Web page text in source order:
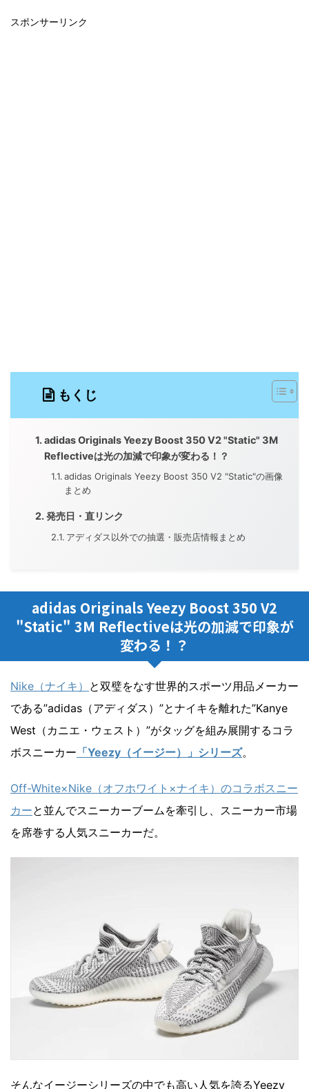
スポンサーリンク
もくじ
adidas Originals Yeezy Boost 350 V2 "Static" 3M
Reflectiveは光の加減で印象が変わる！？
adidas Originals Yeezy Boost 350 V2 "Static"の画像
まとめ
発売日・直リンク
アディダス以外での抽選・販売店情報まとめ
adidas Originals Yeezy Boost 350 V2
"Static" 3M Reflectiveは光の加減で印象が
変わる！？
Nike（ナイキ） と双璧をなす世界的スポーツ用品メーカー
である”adidas（アディダス）”とナイキを離れた”Kanye
West（カニエ・ウェスト）”がタッグを組み展開するコラ
ボスニーカー 「Yeezy（イージー）」シリーズ。
Off-White×Nike（オフホワイト×ナイキ）のコラボスニー
カーと並んでスニーカーブームを牽引し、スニーカー市場
を席巻する人気スニーカーだ。
そんなイージーシリーズの中でも高い人気を誇るYeezy